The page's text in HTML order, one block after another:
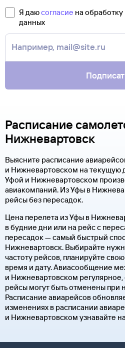
Я даюсогласие на
данных
Расписание
Нижневартовск
Выясните расписание
и Нижневартовском на текущую
Уфой и Нижневартовском
авиакомпаний. Из Уфы в
рейсы без пересадок.
Цена перелета из Уфы в
в будние дни или на рейс с
пересадок — самый быстрый
Нижневартовск. Выбирайте
частоту рейсов, планируйте
время и дату. Авиасообщение
и Нижневартовском регулярное,
рейсы могут быть отменены при
Расписание авиарейсов
изменениях в расписании
и Нижневартовском узнавайте на